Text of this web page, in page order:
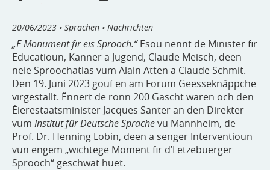
20/06/2023 • Sprachen • Nachrichten
„E Monument fir eis Sprooch.“Esou nennt de Minister fir
Educatioun, Kanner a Jugend, Claude Meisch, deen
neie Sproochatlas vum Alain Atten a Claude Schmit.
Den 19. Juni 2023 gouf en am Forum Geesseknäppche
virgestallt. Ënnert de ronn 200 Gäscht waren och den
Éierestaatsminister Jacques Santer an den Direkter
vum Institut für Deutsche Sprachevu Mannheim, de
Prof. Dr. Henning Lobin, deen a senger Interventioun
vun engem „wichtege Moment fir d’Lëtzebuerger
Sprooch“ geschwat huet.